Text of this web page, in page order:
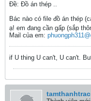
Ðề: Đồ án thép ..
Bác nào có file đồ án thép
ạ! em đang cần gấp (sắp
Mail của em:
if U thing U can't, U can't.
tamthanhtrac